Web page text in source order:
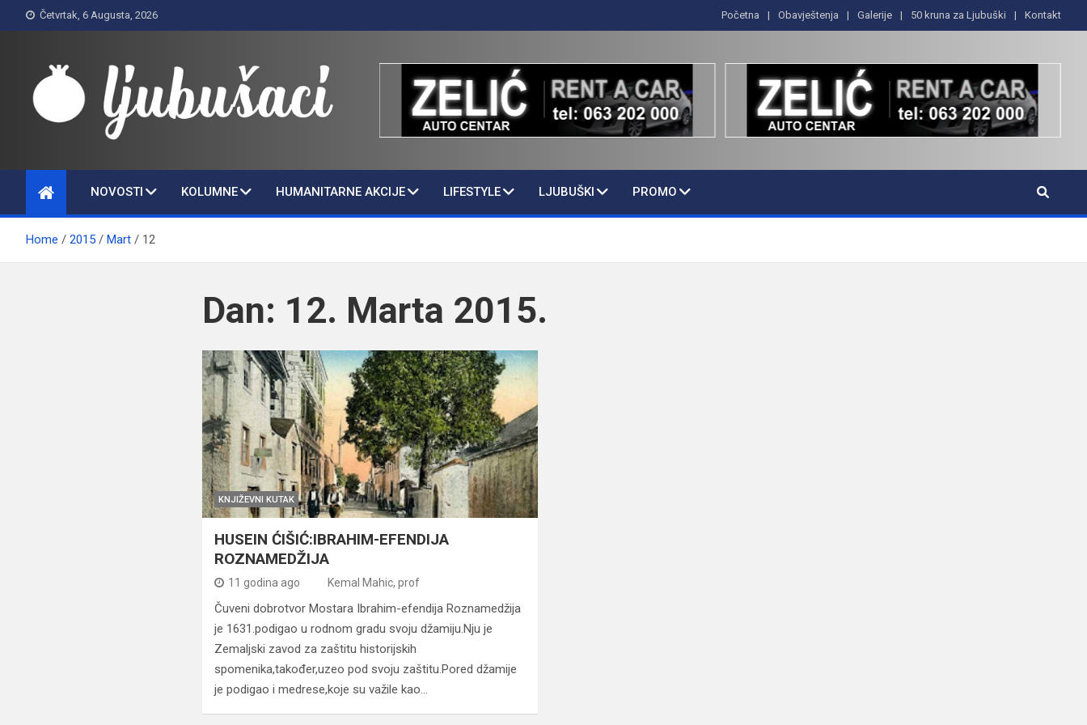
to
Četvrtak, 6 Augusta, 2026 Početna Obavještenja Galerije 50 kruna za Ljubuški Kontakt
Ljubušaci
NOVOSTI KOLUMNE HUMANITARNE AKCIJE LIFESTYLE LJUBUŠKI PROMO
Home 2015 Mart 12
Dan: 12. Marta 2015.
KNJIŽEVNI KUTAK
HUSEIN ĆIŠIĆ:IBRAHIM-EFENDIJA
ROZNAMEDŽIJA
11 godina ago Kemal Mahic, prof
Čuveni dobrotvor Mostara Ibrahim-efendija Roznamedžija
je 1631.podigao u rodnom gradu svoju džamiju.Nju je
Zemaljski zavod za zaštitu historijskih
spomenika,također,uzeo pod svoju zaštitu.Pored džamije
je podigao i medrese,koje su važile kao…